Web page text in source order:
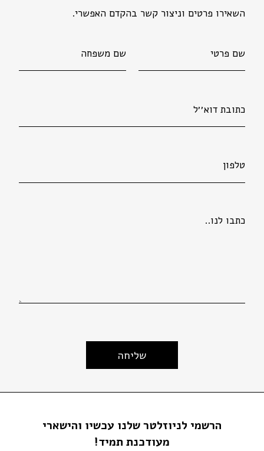
השאירו פרטים וניצור קשר בהקדם האפשרי.
שם פרטי שם משפחה
כתובת דוא׳׳ל
טלפון
הודעה
הרשמי לניוזלטר שלנו עכשיו והישארי
מעודכנת תמיד!